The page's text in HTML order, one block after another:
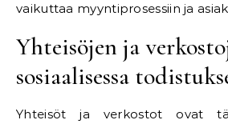
vaikuttaa myyntiprosessiin ja
Yhteisöjen ja
sosiaalisessa
Yhteisöt ja verkostot ovat